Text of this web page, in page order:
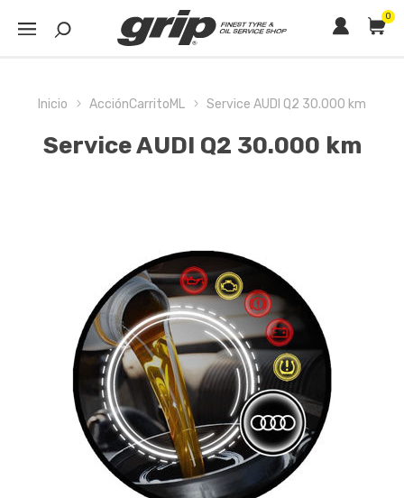
0
Inicio AcciónCarritoML Service AUDI Q2 30.000 km
Service AUDI Q2 30.000 km